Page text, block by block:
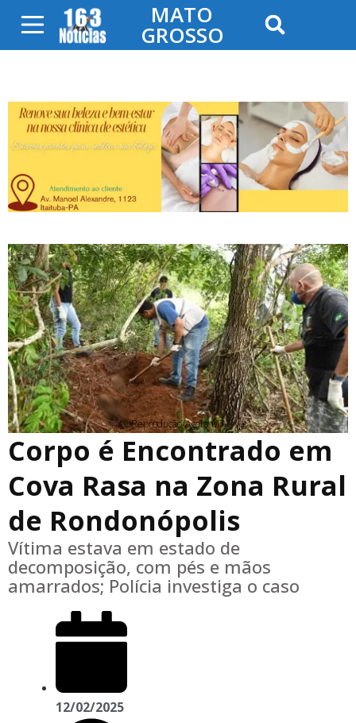
MATO
GROSSO
Reprodução/Agora MT
Corpo é Encontrado em
Cova Rasa na Zona Rural
de Rondonópolis
Vítima estava em estado de
decomposição, com pés e mãos
amarrados; Polícia investiga o caso
12/02/2025